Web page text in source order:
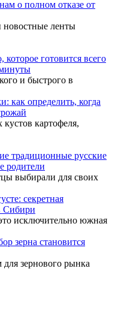
о полном отказе от
новостные ленты
готовится всего
минуты
и быстрого в
как определить, когда
картофеля,
традиционные русские
родители
выбирали для своих
секретная
Сибири
исключительно южная
зерна становится
для зернового рынка